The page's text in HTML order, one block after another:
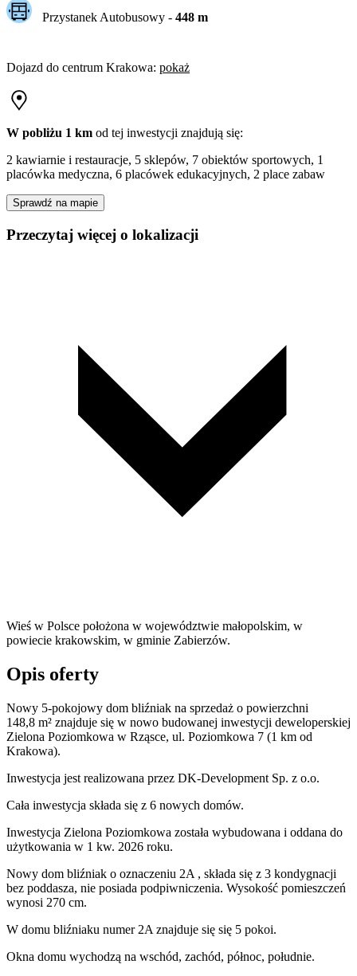
Przystanek Autobusowy - 448m
Dojazd do centrum Krakowa: pokaż
W pobliżu 1 km od tej inwestycji znajdują się:
2 kawiarnie i restauracje, 5 sklepów, 7 obiektów sportowych, 1
placówka medyczna, 6 placówek edukacyjnych, 2 place zabaw
Sprawdź na mapie
Przeczytaj więcej o lokalizacji
Wieś w Polsce położona w województwie małopolskim, w
powiecie krakowskim, w gminie Zabierzów.
Opis oferty
Nowy 5-pokojowy dom bliźniak na sprzedaż o powierzchni
148,8 m² znajduje się w nowo budowanej inwestycji deweloperskiej
Zielona Poziomkowa w Rząsce, ul. Poziomkowa 7 (1 km od
Krakowa).
Inwestycja jest realizowana przez DK-Development Sp. z o.o.
Cała inwestycja składa się z 6 nowych domów.
Inwestycja Zielona Poziomkowa została wybudowana i oddana do
użytkowania w 1 kw. 2026 roku.
Nowy dom bliźniak o oznaczeniu 2A , składa się z 3 kondygnacji
bez poddasza, nie posiada podpiwniczenia. Wysokość pomieszczeń
wynosi 270 cm.
W domu bliźniaku numer 2A znajduje się się 5 pokoi.
Okna domu wychodzą na wschód, zachód, północ, południe.